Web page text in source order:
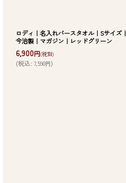
ロディ｜名入れバースタオル｜Sサイズ｜
今治製｜マガジン｜レッドグリーン
6,900円(税別)
(税込: 7,590円)